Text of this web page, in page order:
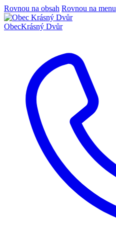
Rovnou na obsah Rovnou na menu
ObecKrásný Dvůr